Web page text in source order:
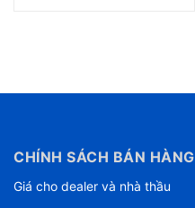
CHÍNH SÁCH BÁN HÀNG
Giá cho dealer và nhà thầu